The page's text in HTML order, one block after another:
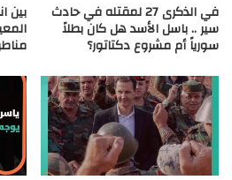
في الذكرى 27 لمقتله في حادث
سير .. باسل الأسد هل كان بطلاً
سورياً أم مشروع دكتاتور؟
بين